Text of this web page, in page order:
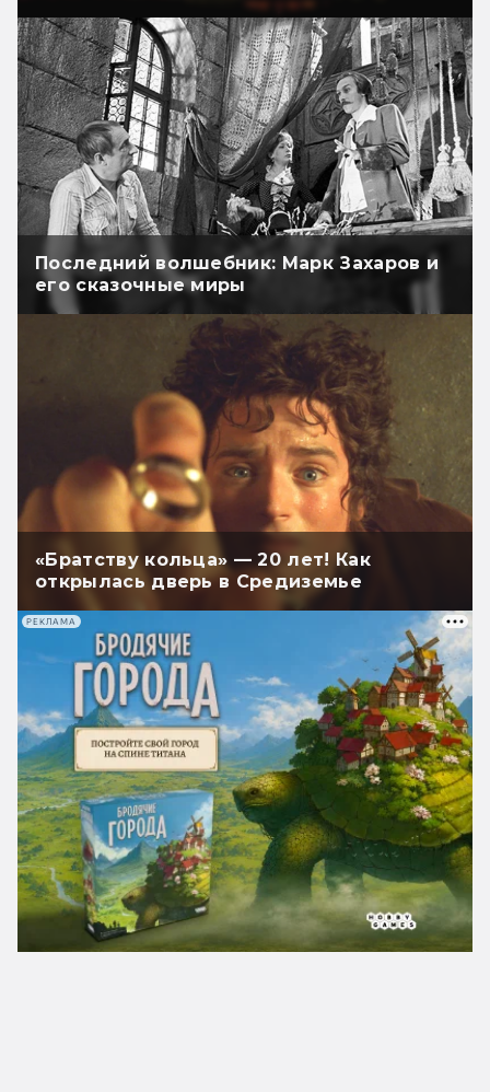
Последний волшебник: Марк Захаров и
его сказочные миры
«Братству кольца» — 20 лет! Как
открылась дверь в Средиземье
РЕКЛАМА